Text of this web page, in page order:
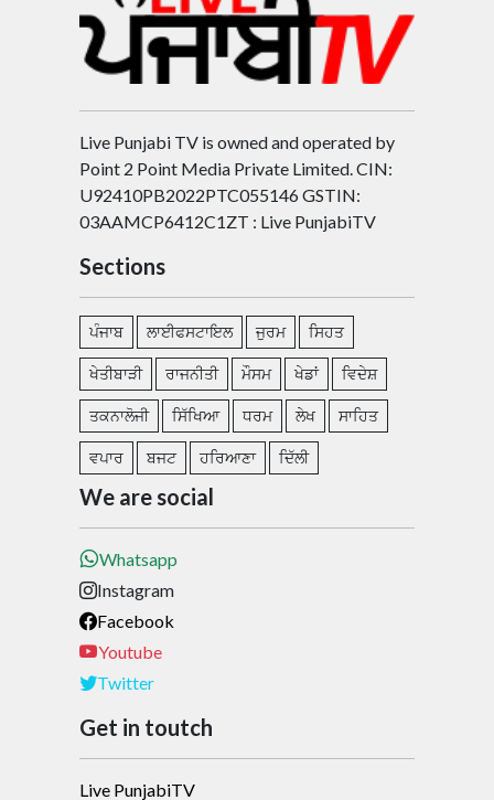
Live Punjabi TV is owned and operated by
Point 2 Point Media Private Limited. CIN:
U92410PB2022PTC055146 GSTIN:
03AAMCP6412C1ZT : Live PunjabiTV
Sections
ਪੰਜਾਬ ਲਾਈਫਸਟਾਇਲ ਜੁਰਮ ਸਿਹਤ
ਖੇਤੀਬਾੜੀ ਰਾਜਨੀਤੀ ਮੌਸਮ ਖੇਡਾਂ ਵਿਦੇਸ਼
ਤਕਨਾਲੋਜੀ ਸਿੱਖਿਆ ਧਰਮ ਲੇਖ ਸਾਹਿਤ
ਵਪਾਰ ਬਜਟ ਹਰਿਆਣਾ ਦਿੱਲੀ
We are social
Whatsapp
Instagram
Facebook
Youtube
Twitter
Get in toutch
Live PunjabiTV